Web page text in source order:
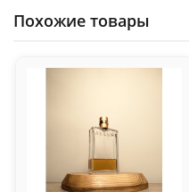
Похожие товары